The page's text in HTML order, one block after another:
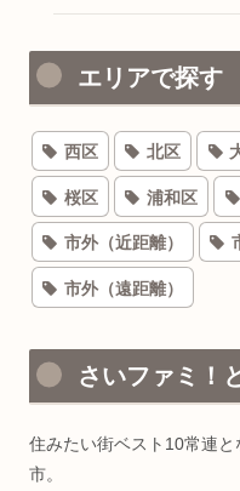
エリアで探す
西区 北区
桜区 浦和区
市外（近距離）
市外（遠距離）
さいファミ！
住みたい街ベスト10常連
市。